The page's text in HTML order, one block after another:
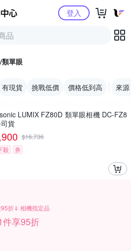
Yahoo購物中心登入
單眼
有現貨 挑戰低價 價格低到高 來源
LUMIX FZ80D 類單眼相機 DC-FZ8
貨
$16,736
殺
券
折⇓ 相機指定品
件享95折